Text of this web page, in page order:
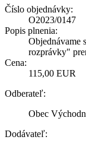
Číslo objednávky:
O2023/0147
Popis plnenia:
Objednávame
rozprávky"
Cena:
115,00 EUR
Odberateľ:
Obec
Dodávateľ: